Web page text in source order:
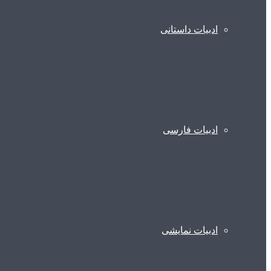
ادبیات داستانی
ادبیات فارسی
ادبیات نمایشی